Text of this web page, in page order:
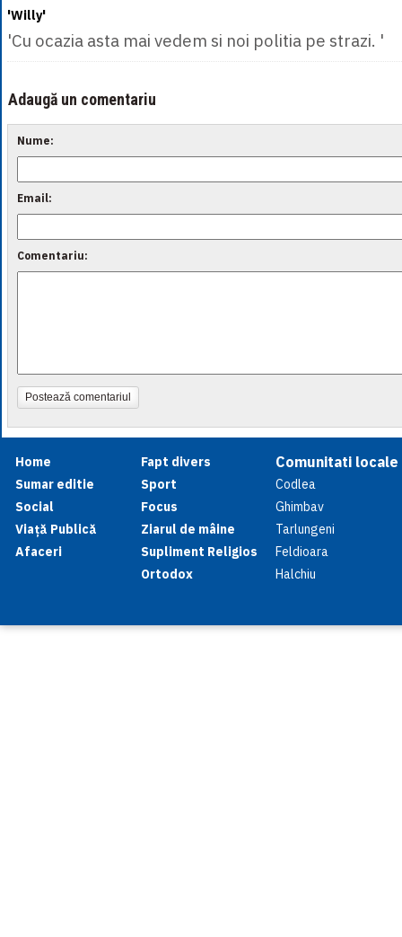
'Willy'
'Cu ocazia asta mai vedem si noi politia pe strazi. '
Adaugă un comentariu
Nume:
Email:
Comentariu:
Postează comentariul
Home
Sumar editie
Social
Viață Publică
Afaceri
Fapt divers
Sport
Focus
Ziarul de mâine
Supliment Religios
Ortodox
Comunitati locale
Codlea
Ghimbav
Tarlungeni
Feldioara
Halchiu